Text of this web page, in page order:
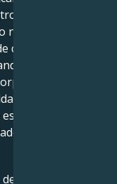
apenas
filmes, o seu
um dos
se com
celestes de
que é uma
para criar
lendária que
de Tucker Carlson